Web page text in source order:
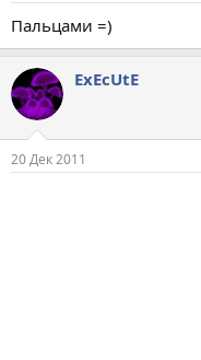
Пальцами =)
ExEcUtE
20 Дек 2011